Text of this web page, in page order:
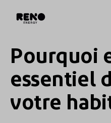
Pourquoi
essentiel
votre